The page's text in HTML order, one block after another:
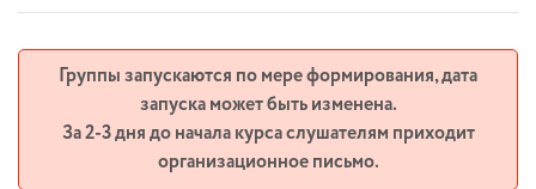
Группы запускаются по мере формирования, дата
запуска может быть изменена.
За 2-3 дня до начала курса слушателям приходит
организационное письмо.